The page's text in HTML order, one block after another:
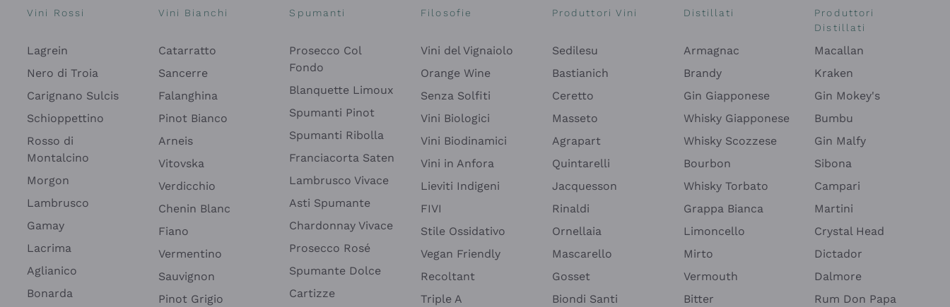
Vini Rossi
Lagrein
Nero di Troia
Carignano Sulcis
Schioppettino
Rosso di
Montalcino
Morgon
Lambrusco
Gamay
Lacrima
Aglianico
Bonarda
Vini Bianchi
Catarratto
Sancerre
Falanghina
Pinot Bianco
Arneis
Vitovska
Verdicchio
Chenin Blanc
Fiano
Vermentino
Sauvignon
Pinot Grigio
Spumanti
Prosecco Col
Fondo
Blanquette Limoux
Spumanti Pinot
Spumanti Ribolla
Franciacorta Saten
Lambrusco Vivace
Asti Spumante
Chardonnay Vivace
Prosecco Rosé
Spumante Dolce
Cartizze
Filosofie
Vini del Vignaiolo
Orange Wine
Senza Solfiti
Vini Biologici
Vini Biodinamici
Vini in Anfora
Lieviti Indigeni
FIVI
Stile Ossidativo
Vegan Friendly
Recoltant
Triple A
Produttori Vini
Sedilesu
Bastianich
Ceretto
Masseto
Agrapart
Quintarelli
Jacquesson
Rinaldi
Ornellaia
Mascarello
Gosset
Biondi Santi
Distillati
Armagnac
Brandy
Gin Giapponese
Whisky Giapponese
Whisky Scozzese
Bourbon
Whisky Torbato
Grappa Bianca
Limoncello
Mirto
Vermouth
Bitter
Produttori
Distillati
Macallan
Kraken
Gin Mokey's
Bumbu
Gin Malfy
Sibona
Campari
Martini
Crystal Head
Dictador
Dalmore
Rum Don Papa